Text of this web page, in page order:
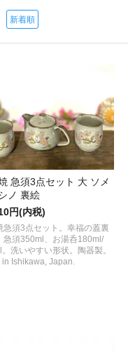
新着順
急須3点セット 大 ソメ
ノ 裏絵
円(内税)
急須3点セット。幸福の蓋裏
急須350ml、お湯呑180ml/
洗いやすい形状。陶器製。
in Ishikawa, Japan.